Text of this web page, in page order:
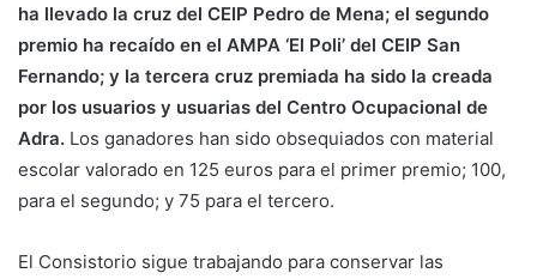
ha llevado la cruz del CEIP Pedro de Mena; el segundo
premio ha recaído en el AMPA ‘El Poli’ del CEIP San
Fernando; y la tercera cruz premiada ha sido la creada
por los usuarios y usuarias del Centro Ocupacional de
Adra. Los ganadores han sido obsequiados con material
escolar valorado en 125 euros para el primer premio; 100,
para el segundo; y 75 para el tercero.
El Consistorio sigue trabajando para conservar las